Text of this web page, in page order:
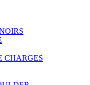
CHARGES